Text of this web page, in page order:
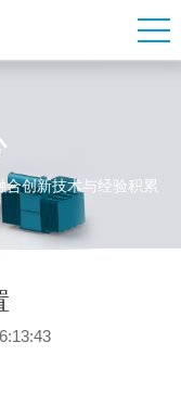
创新技术与经验积累